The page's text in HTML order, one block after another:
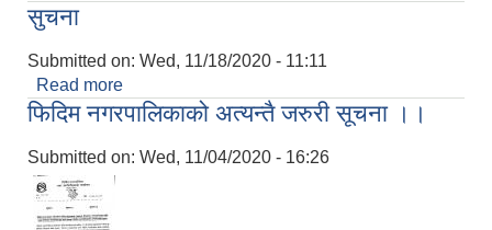
सुचना
Submitted on: Wed, 11/18/2020 - 11:11
Read more
फिदिम नगरपालिकाको अत्यन्तै जरुरी सूचना ।।
Submitted on: Wed, 11/04/2020 - 16:26